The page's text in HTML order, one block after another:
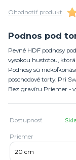
Ohodnotiť produkt
Podnos pod
Pevné HDF podnosy
vysokou hustotou,
Podnosy sú
poschodové torty. Pri
Bez gravíru Priemer -
Dostupnosť
Priemer